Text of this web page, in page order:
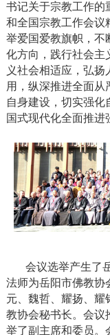
书记关于宗教工作的
和全国宗教工作会议
举爱国爱教旗帜，不
化方向，践行社会主
义社会相适应，弘
用，纵深推进全面从
自身建设，切实强化
国式现代化全面推进
会议选举产生了
法师为岳阳市佛教协
元、魏哲、耀扬、耀
教协会秘书长。会议
举了副主席和委员。